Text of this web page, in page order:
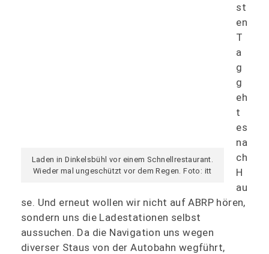
Laden in Dinkelsbühl vor einem Schnellrestaurant.
Wieder mal ungeschützt vor dem Regen. Foto: itt
st
en
T
a
g
g
eh
t
es
na
ch
H
au
se. Und erneut wollen wir nicht auf ABRP hören,
sondern uns die Ladestationen selbst
aussuchen. Da die Navigation uns wegen
diverser Staus von der Autobahn wegführt,